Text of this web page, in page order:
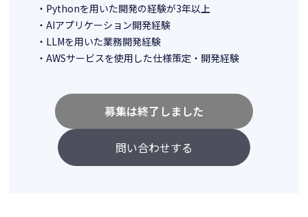
・Pythonを用いた開発の経験が3年以上
・AIアプリケーション開発経験
・LLMを用いた業務開発経験
・AWSサービスを使用した仕様策定・開発経験
問い合わせする
募集は終了しました